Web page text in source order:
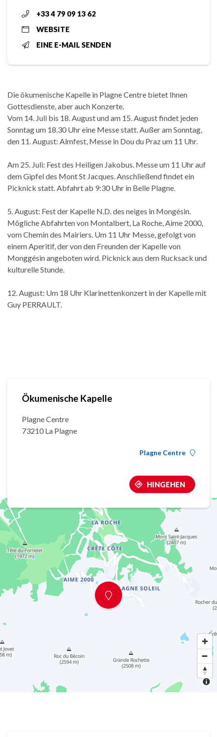
+33 4 79 09 13 62
WEBSITE
EINE E-MAIL SENDEN
Die ökumenische Kapelle in Plagne Centre bietet Ihnen
Gottesdienste, aber auch Konzerte.
Vom 14. Juli bis 18. August und am 15. August findet jeden
Sonntag um 18.30 Uhr eine Messe statt. Außer am Sonntag,
den 11. August: Almfest, Messe in Dou du Praz um 11 Uhr.
Am 25. Juli: Fest des Heiligen Jakobus. Messe um 11 Uhr auf
dem Gipfel des Mont St Jacques. Anschließend findet ein
Picknick statt. Abfahrt ab 9:30 Uhr in Belle Plagne.
5. August: Fest der Kapelle N.D. des neiges in Mongésin.
Mögliche Abfahrten von Montalbert, La Roche, Aime 2000,
vom Chemin des Mairiers. Um 11 Uhr Messe, gefolgt von
einem Aperitif, der von den Freunden der Kapelle von
Monggésin angeboten wird. Picknick aus dem Rucksack und
kulturelle Stunde.
12. August: Um 18 Uhr Klarinettenkonzert in der Kapelle mit
Guy PERRAULT.
Ökumenische Kapelle
Plagne Centre
73210 La Plagne
Plagne Centre
HINGEHEN